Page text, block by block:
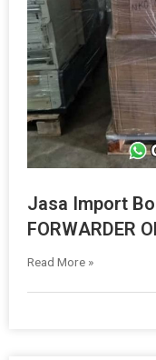
Jasa Import
FORWARDER
Read More »